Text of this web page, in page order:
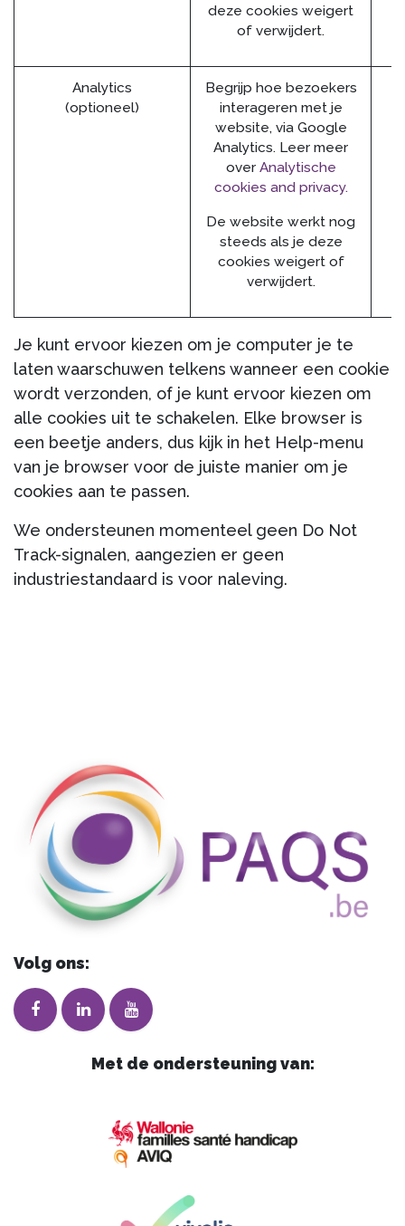
deze cookies weigert
of verwijdert.
Analytics
(optioneel)
Begrijp hoe bezoekers
interageren met je
website, via Google
Analytics. Leer meer
over Analytische
cookies and privacy.
De website werkt nog
steeds als je deze
cookies weigert of
verwijdert.
Je kunt ervoor kiezen om je computer je te
laten waarschuwen telkens wanneer een cookie
wordt verzonden, of je kunt ervoor kiezen om
alle cookies uit te schakelen. Elke browser is
een beetje anders, dus kijk in het Help-menu
van je browser voor de juiste manier om je
cookies aan te passen.
We ondersteunen momenteel geen Do Not
Track-signalen, aangezien er geen
industriestandaard is voor naleving.
Volg ons:
Met de ondersteuning van: